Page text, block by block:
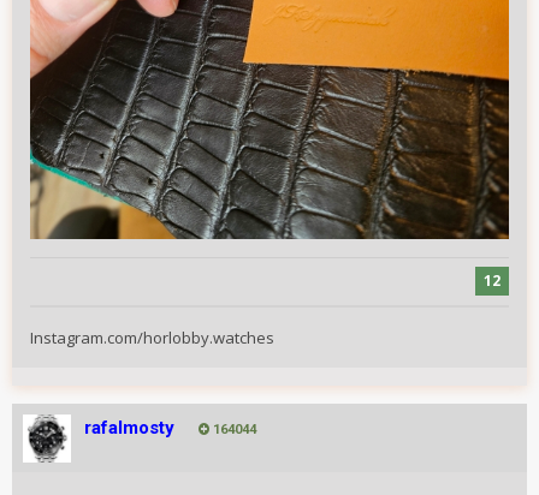
12
Instagram.com/horlobby.watches
rafalmosty 164044